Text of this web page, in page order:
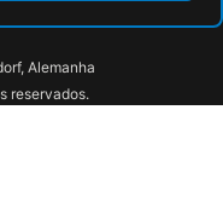
Alemanha
reservados.